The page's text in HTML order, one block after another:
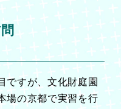
ですが、文化財庭園
場の京都で実習を行